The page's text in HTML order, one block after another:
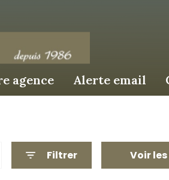
agence alerte email
Filtrer Voir les